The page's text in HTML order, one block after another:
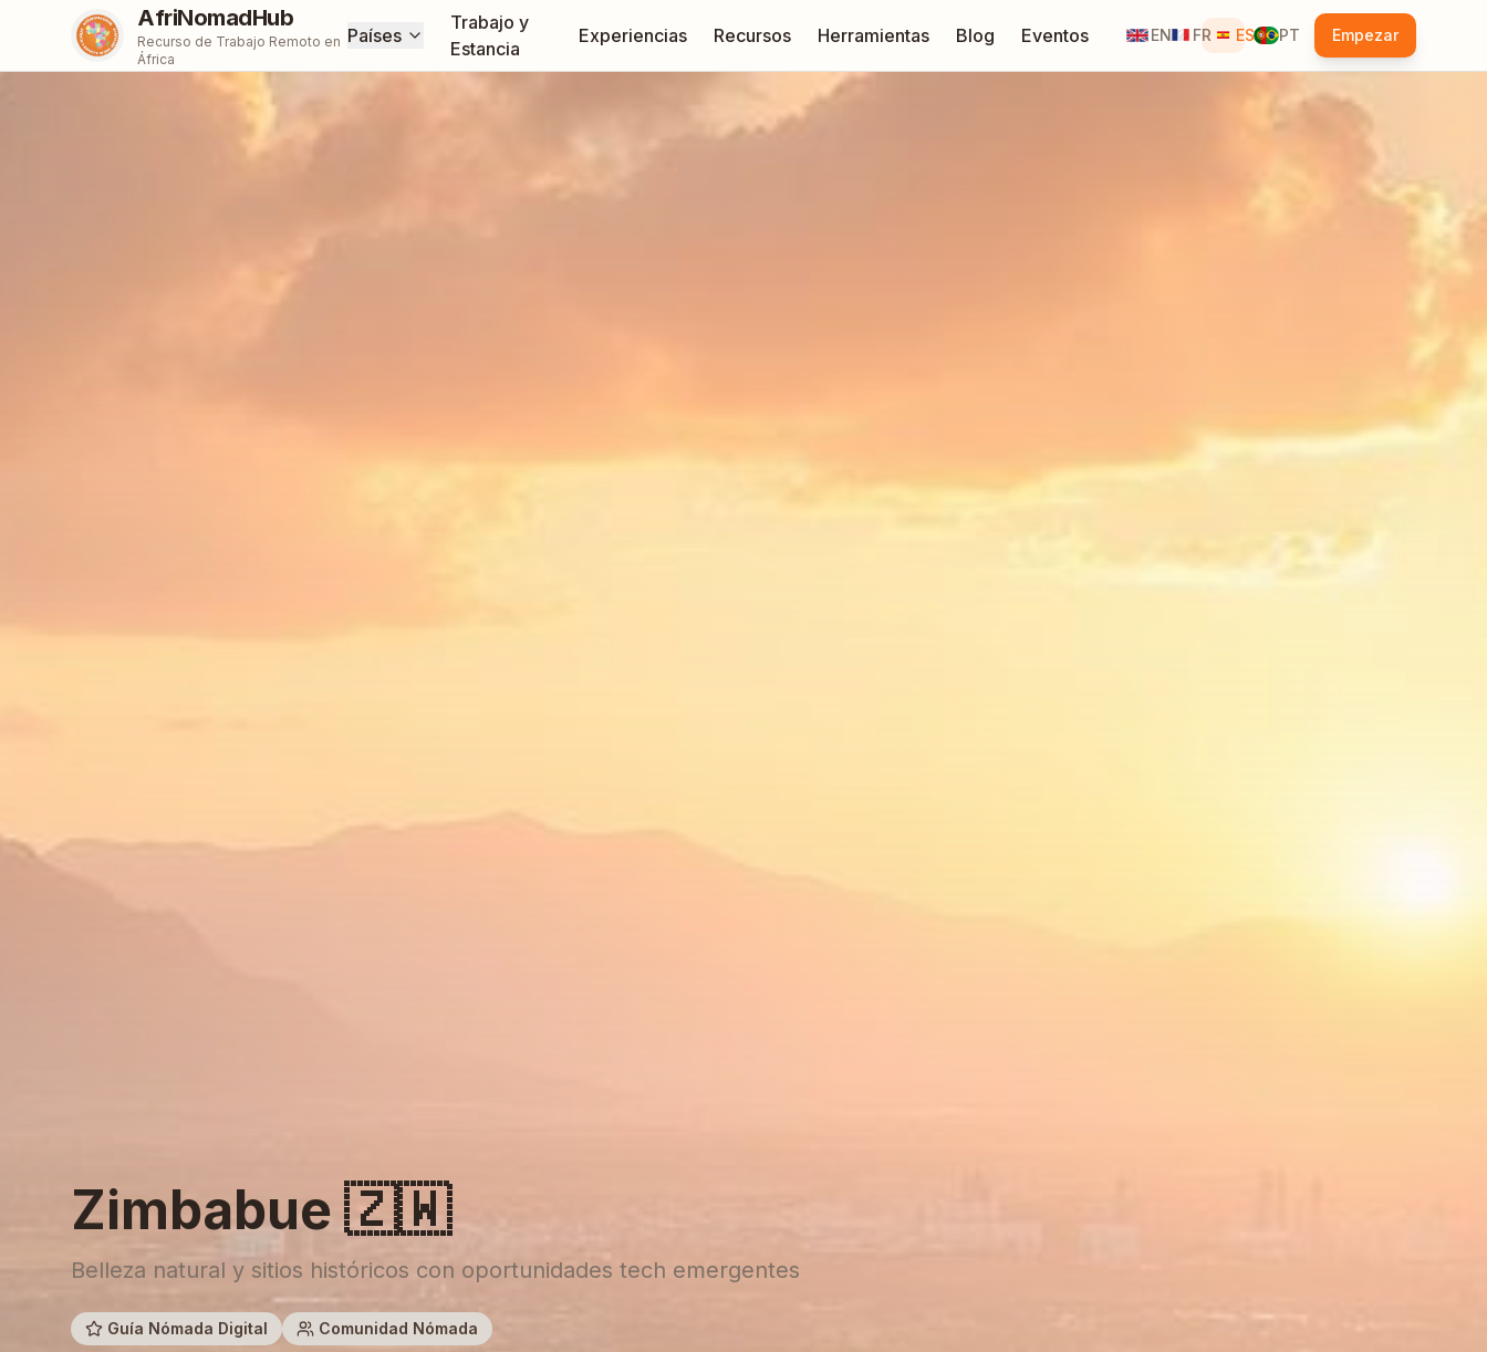
AfriNomadHub
Recurso de Trabajo Remoto en
África
Países
Trabajo y
Estancia
Experiencias Recursos Herramientas Blog Eventos EN FR ES PT Empezar
Zimbabue 🇿🇼
Belleza natural y sitios históricos con oportunidades tech emergentes
Guía Nómada Digital Comunidad Nómada